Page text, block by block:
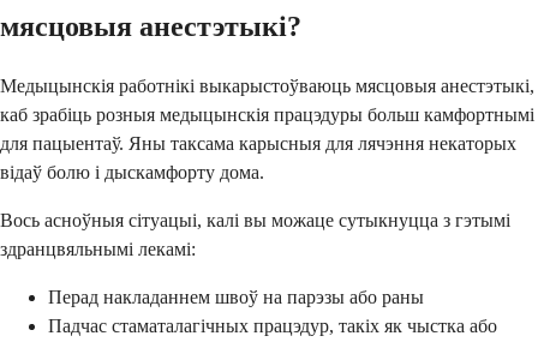
мясцовыя анестэтыкі?
Медыцынскія работнікі выкарыстоўваюць мясцовыя анестэтыкі,
каб зрабіць розныя медыцынскія працэдуры больш камфортнымі
для пацыентаў. Яны таксама карысныя для лячэння некаторых
відаў болю і дыскамфорту дома.
Вось асноўныя сітуацыі, калі вы можаце сутыкнуцца з гэтымі
здранцвяльнымі лекамі:
Перад накладаннем швоў на парэзы або раны
Падчас стаматалагічных працэдур, такіх як чыстка або